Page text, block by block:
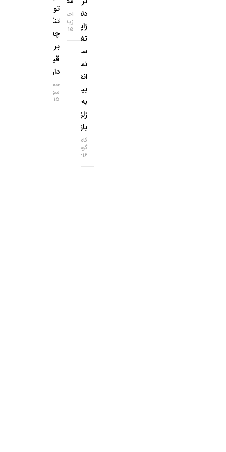
دلاری
ژاپن
تغییر
ساختار
نمی‌دهد؛
انعطاف
بیشتر
به‌جای
زلزله در
بازارها!
کامران
گودرزی
۱۶-۰۵-۱۴۰۵
احسان
زیدآبادی
۱۵-۰۵-۱۴۰۵
توافق
تنگه هرمز
چه تاثیری
بر
قیمت‌ها
دارد؟
حمید
سودمند
۱۵-۰۵-۱۴۰۵